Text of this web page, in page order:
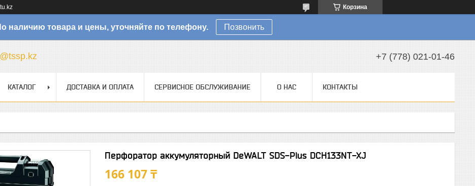
Корзина
наличию товара и цены, уточняйте по телефону. Позвонить
+7 (778) 021-01-46
КАТАЛОГ ДОСТАВКА И ОПЛАТА СЕРВИСНОЕ ОБСЛУЖИВАНИЕ О НАС КОНТАКТЫ
Перфоратор аккумуляторный DeWALT SDS-Plus DCH133NT-XJ
166 107 ₸